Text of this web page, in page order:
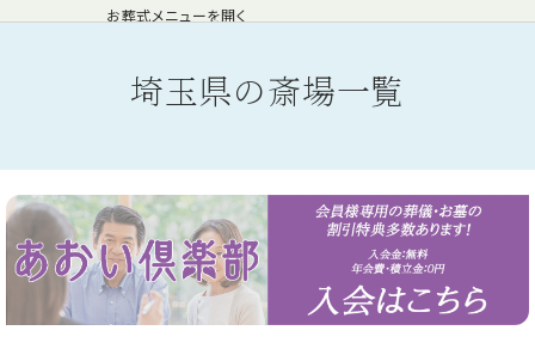
お葬式メニューを開く
埼玉県の斎場一覧